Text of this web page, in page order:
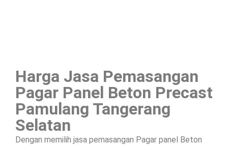
Harga Jasa Pemasangan
Pagar Panel Beton Precast
Pamulang Tangerang
Selatan
Dengan memilih jasa pemasangan Pagar panel Beton